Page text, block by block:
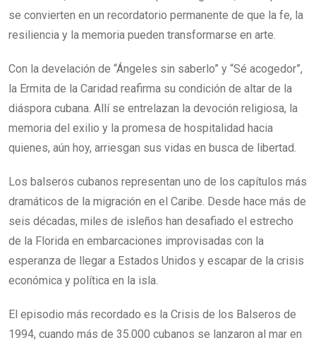
se convierten en un recordatorio permanente de que la fe, la
resiliencia y la memoria pueden transformarse en arte.
Con la develación de “Ángeles sin saberlo” y “Sé acogedor”,
la Ermita de la Caridad reafirma su condición de altar de la
diáspora cubana. Allí se entrelazan la devoción religiosa, la
memoria del exilio y la promesa de hospitalidad hacia
quienes, aún hoy, arriesgan sus vidas en busca de libertad.
Los balseros cubanos representan uno de los capítulos más
dramáticos de la migración en el Caribe. Desde hace más de
seis décadas, miles de isleños han desafiado el estrecho
de la Florida en embarcaciones improvisadas con la
esperanza de llegar a Estados Unidos y escapar de la crisis
económica y política en la isla.
El episodio más recordado es la Crisis de los Balseros de
1994, cuando más de 35.000 cubanos se lanzaron al mar en